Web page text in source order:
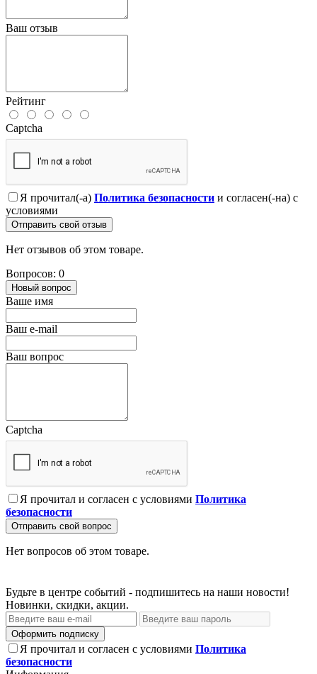
Ваш отзыв
Рейтинг
Captcha
Я прочитал(-а) Политика безопасности и согласен(-на) с
условиями
Отправить свой отзыв
Нет отзывов об этом товаре.
Вопросов: 0
Новый вопрос
Ваше имя
Ваш e-mail
Ваш вопрос
Captcha
Я прочитал и согласен с условиями Политика
безопасности
Отправить свой вопрос
Нет вопросов об этом товаре.
Будьте в центре событий - подпишитесь на наши новости!
Новинки, скидки, акции.
Оформить подписку
Я прочитал и согласен с условиями Политика
безопасности